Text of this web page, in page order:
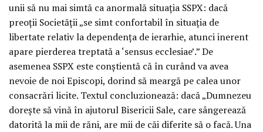
unii să nu mai simtă ca anormală situația SSPX: dacă
preoții Societății „se simt confortabil în situația de
libertate relativ la dependența de ierarhie, atunci inerent
apare pierderea treptată a ‘sensus ecclesiae’.” De
asemenea SSPX este conștientă că în curând va avea
nevoie de noi Episcopi, dorind să meargă pe calea unor
consacrări licite. Textul concluzionează: dacă „Dumnezeu
dorește să vină în ajutorul Bisericii Sale, care sângerează
datorită la mii de răni, are mii de căi diferite să o facă. Una